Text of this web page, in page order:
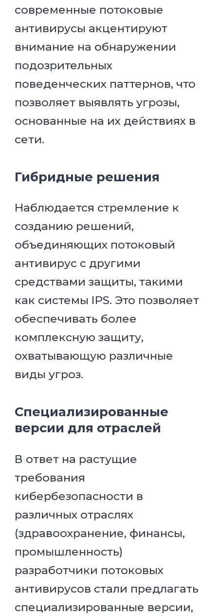
современные потоковые
антивирусы акцентируют
внимание на обнаружении
подозрительных
поведенческих паттернов, что
позволяет выявлять угрозы,
основанные на их действиях в
сети.
Гибридные решения
Наблюдается стремление к
созданию решений,
объединяющих потоковый
антивирус с другими
средствами защиты, такими
как системы IPS. Это позволяет
обеспечивать более
комплексную защиту,
охватывающую различные
виды угроз.
Специализированные
версии для отраслей
В ответ на растущие
требования
кибербезопасности в
различных отраслях
(здравоохранение, финансы,
промышленность)
разработчики потоковых
антивирусов стали предлагать
специализированные версии,